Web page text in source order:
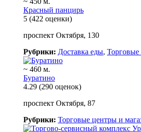
Красный панцирь
5 (422 оценки)
проспект Октября, 130
Рубрики: Доставка еды,
~ 460 м.
Буратино
4.29 (290 оценок)
проспект Октября, 87
Рубрики: Торговые центры и